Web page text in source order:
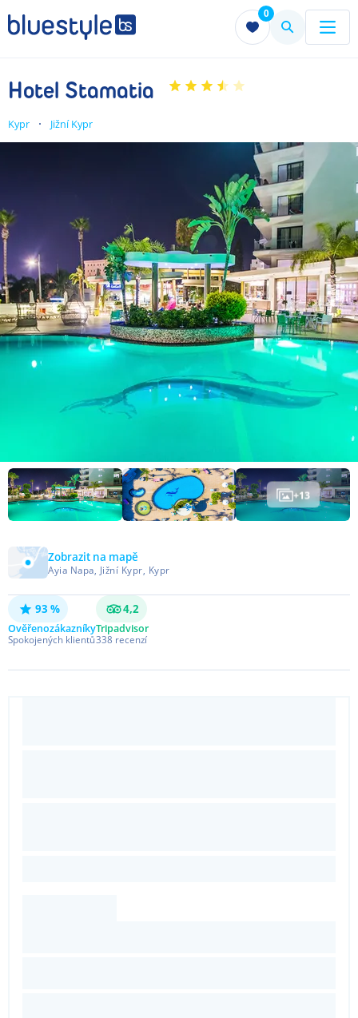
0
Menu Menu
Hotel Stamatia
Kypr Jižní Kypr
+13
Zobrazit na mapě
Ayia Napa, Jižní Kypr, Kypr
93 %
Ověřenozákazníky
Spokojených klientů
4,2
Tripadvisor
338 recenzí